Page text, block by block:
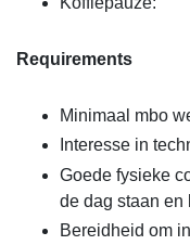
Requirements
Minimaal mbo
Interesse in
Goede fysieke
de dag staan en
Bereidheid om